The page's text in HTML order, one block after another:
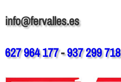
info@fervalles.es
627 964 177-937 299 718